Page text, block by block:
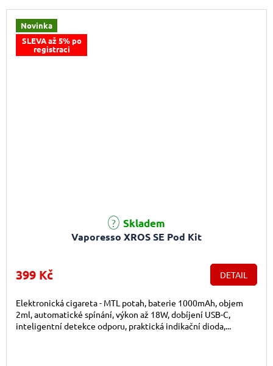
Novinka
SLEVA až 5% po
registraci
Vaporesso XROS SE Pod Kit
Skladem
399 Kč DETAIL
Elektronická cigareta - MTL potah, baterie 1000mAh, objem
2ml, automatické spínání, výkon až 18W, dobíjení USB-C,
inteligentní detekce odporu, praktická indikační dioda,...